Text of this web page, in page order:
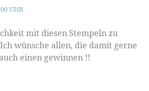
UHR
mit diesen Stempeln zu
wünsche allen, die damit gerne
einen gewinnen !!